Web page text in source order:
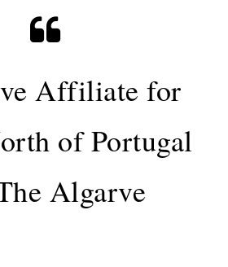
Affiliate for
of Portugal
Algarve